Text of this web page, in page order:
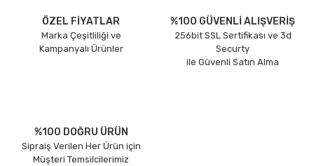
ÖZEL FİYATLAR
Marka Çeşitliliği ve
Kampanyalı Ürünler
%100 GÜVENLİ ALIŞVERİŞ
256bit SSL Sertifikası ve 3d
Securty
ile Güvenli Satın Alma
%100 DOĞRU ÜRÜN
Sipraiş Verilen Her Ürün için
Müşteri Temsilcilerimiz